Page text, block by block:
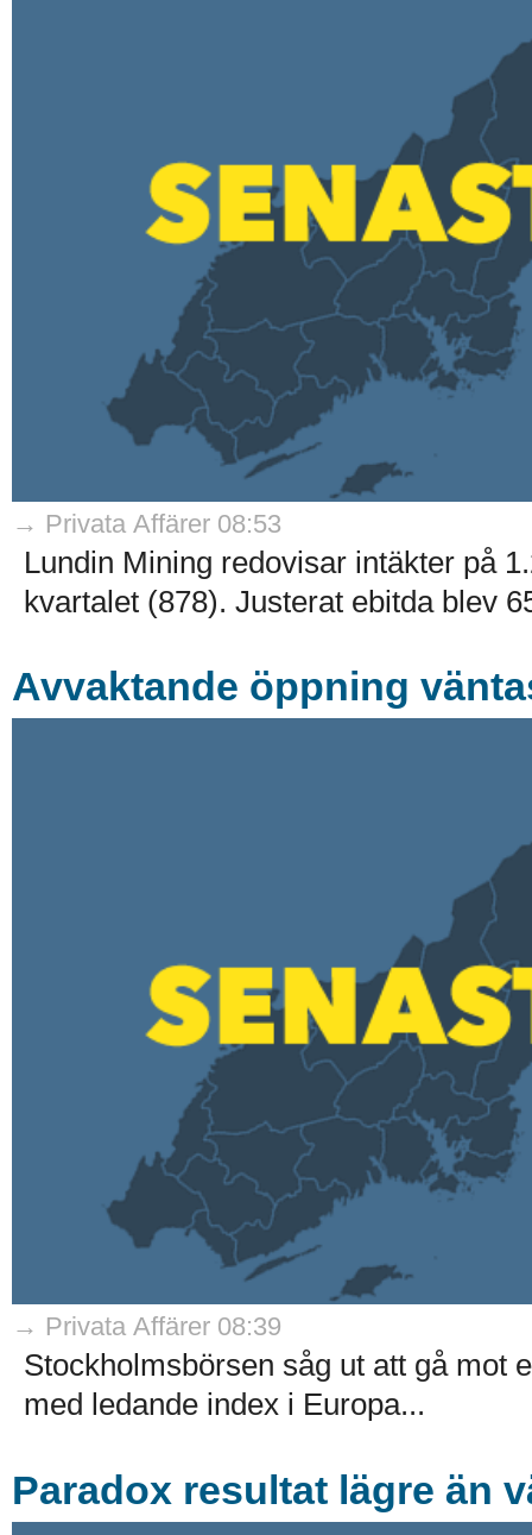
→ Privata Affärer 08:53
Lundin Mining redovisar intäkter på
kvartalet (878). Justerat ebitda blev
Avvaktande öppning
→ Privata Affärer 08:39
Stockholmsbörsen såg ut att gå mot
med ledande index i Europa...
Paradox resultat lägre än